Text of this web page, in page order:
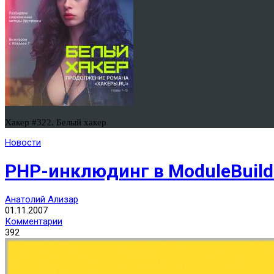
Хакер #322. Белый хакер
Новости
PHP-инклюдинг в
Анатолий Ализар
01.11.2007
Комментарии
392